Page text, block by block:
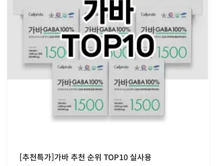
[추천특가]가바 추천 순위 TOP10 실사용